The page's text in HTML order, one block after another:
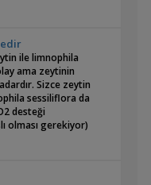
ile limnophila
ama zeytinin
Sizce zeytin
sessiliflora da
desteği
olması gerekiyor)